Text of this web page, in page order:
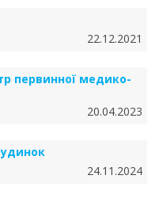
22.12.2021
первинної медико-
20.04.2023
24.11.2024